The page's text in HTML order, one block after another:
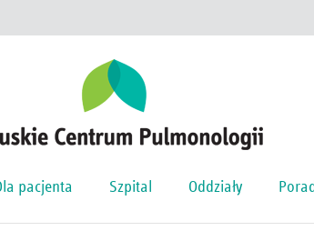
pacjenta Szpital Oddziały